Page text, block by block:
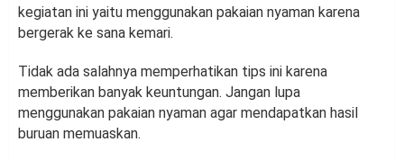
kegiatan ini yaitu menggunakan pakaian nyaman karena
bergerak ke sana kemari.
Tidak ada salahnya memperhatikan tips ini karena
memberikan banyak keuntungan. Jangan lupa
menggunakan pakaian nyaman agar mendapatkan hasil
buruan memuaskan.